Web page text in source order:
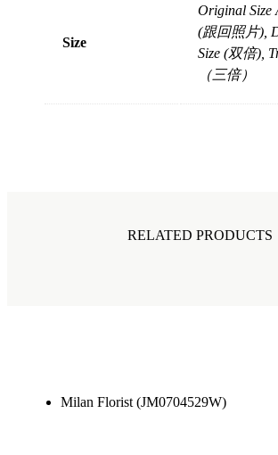
Size
Original Size
(跟回照片),
Size (双倍),
（三倍）
RELATED PRODUCTS
Milan Florist (JM0704529W)